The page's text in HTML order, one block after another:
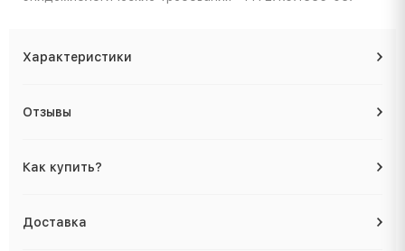
Характеристики
Отзывы
Как купить?
Доставка